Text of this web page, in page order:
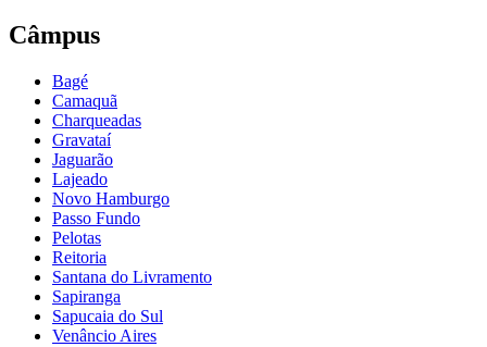
Câmpus
Bagé
Camaquã
Charqueadas
Gravataí
Jaguarão
Lajeado
Novo Hamburgo
Passo Fundo
Pelotas
Reitoria
Santana do Livramento
Sapiranga
Sapucaia do Sul
Venâncio Aires